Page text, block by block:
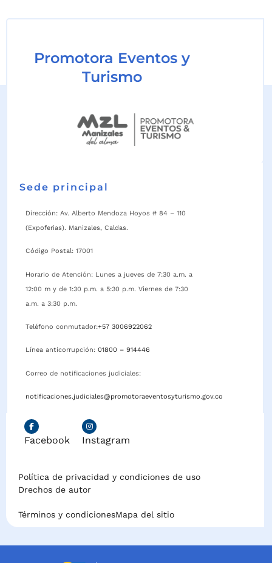
Promotora Eventos y
Turismo
Sede principal
Dirección: Av. Alberto Mendoza Hoyos # 84 – 110
(Expoferias). Manizales, Caldas.
Código Postal: 17001
Horario de Atención: Lunes a jueves de 7:30 a.m. a
12:00 m y de 1:30 p.m. a 5:30 p.m. Viernes de 7:30
a.m. a 3:30 p.m.
Teléfono conmutador:+57 3006922062
Línea anticorrupción: 01800 – 914446
Correo de notificaciones judiciales:
notificaciones.judiciales@promotoraeventosyturismo.gov.co
Facebook Instagram
Política de privacidad y condiciones de uso
Drechos de autor
Términos y condicionesMapa del sitio